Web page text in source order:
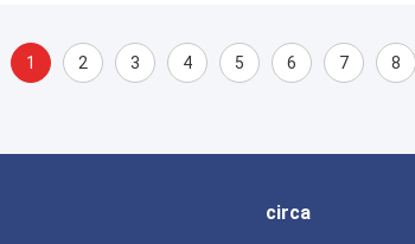
1 2 3 4 5 6 7 8
circa